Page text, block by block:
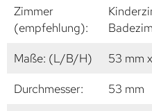
Zimmer
(empfehlung):
Maße: (L/B/H)
53 mm
Durchmesser:
53 mm